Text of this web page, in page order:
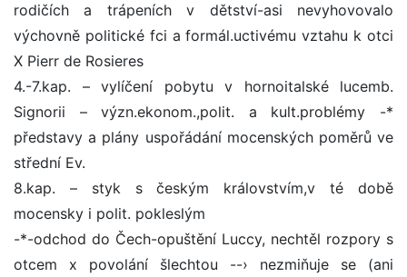
rodičích a trápeních v dětství-asi nevyhovovalo
výchovně politické fci a formál.uctivému vztahu k otci
X Pierr de Rosieres
4.-7.kap. – vylíčení pobytu v hornoitalské lucemb.
Signorii – význ.ekonom.,polit. a kult.problémy -*
představy a plány uspořádání mocenských poměrů ve
střední Ev.
8.kap. – styk s českým královstvím,v té době
mocensky i polit. pokleslým
-*-odchod do Čech-opuštění Luccy, nechtěl rozpory s
otcem x povolání šlechtou --› nezmiňuje se (ani